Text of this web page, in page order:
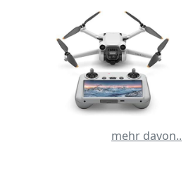
mehr davon..